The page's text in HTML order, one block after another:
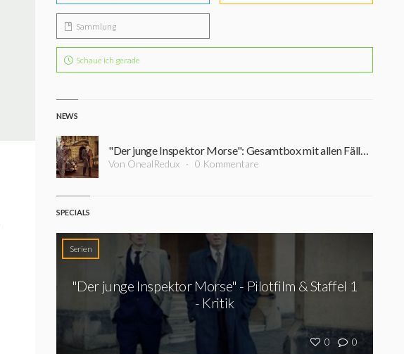
Sammlung
Schaue ich gerade
NEWS
"Der junge Inspektor Morse": Gesamtbox mit allen Fällen erscheint im November auf DVD
Von OnealRedux 0 Kommentare
SPECIALS
Serien
0 0
"Der junge Inspektor Morse" - Pilotfilm & Staffel 1
- Kritik